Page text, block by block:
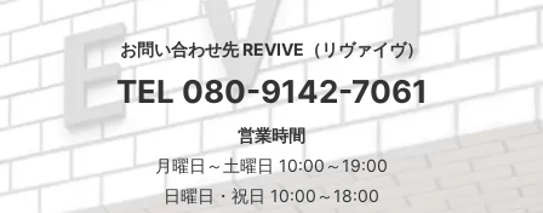
お問い合わせ先 REVIVE（リヴァイヴ）
TEL080-9142-7061
営業時間
月曜日～土曜日 10:00～19:00
日曜日・祝日 10:00～18:00